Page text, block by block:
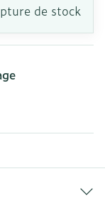
de stock
la page